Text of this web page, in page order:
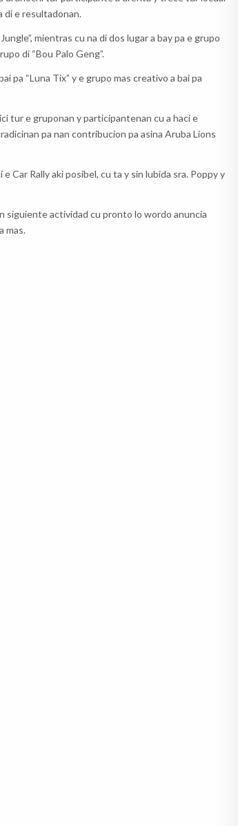
di e resultadonan.
mientras cu na di dos lugar a bay pa e grupo
di “Bou Palo Geng”.
pa “Luna Tix” y e grupo mas creativo a bai pa
tur e gruponan y participantenan cu a haci e
pa nan contribucion pa asina Aruba Lions
Car Rally aki posibel, cu ta y sin lubida sra. Poppy y
siguiente actividad cu pronto lo wordo anuncia
mas.